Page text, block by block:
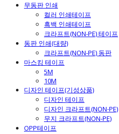
무동판 인쇄
컬러 인쇄테이프
흑백 인쇄테이프
크라프트(NON-PE) 테이프
동판 인쇄(대량)
크라프트(NON-PE) 동판
마스킹 테이프
5M
10M
디자인 테이프(기성상품)
디자인 테이프
디자인 크라프트(NON-PE)
무지 크라프트(NON-PE)
OPP테이프